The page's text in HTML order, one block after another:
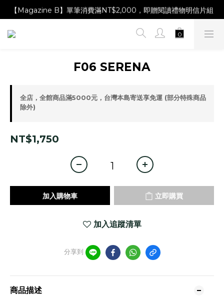
【Magazine B】單筆消費滿NT$2,000，即贈閱讀禮物明信片組
【Magazine B】單筆消費滿NT$2,000，即贈閱讀禮物明信片組
【林青那 carta 畫作】線上獨家開售，凡購買即贈限量紀念海報
F06 SERENA
全店，全館商品滿5000元，台灣本島寄送享免運 (部分特殊商品
除外)
NT$1,750
加入購物車 立即購買
加入追蹤清單
分享到
商品描述